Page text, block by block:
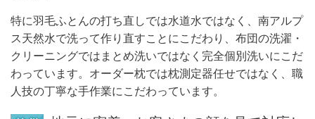
特に羽毛ふとんの打ち直しでは水道水ではなく、南アルプ
ス天然水で洗って作り直すことにこだわり、布団の洗濯・
クリーニングではまとめ洗いではなく完全個別洗いにこだ
わっています。オーダー枕では枕測定器任せではなく、職
人技の丁寧な手作業にこだわっています。